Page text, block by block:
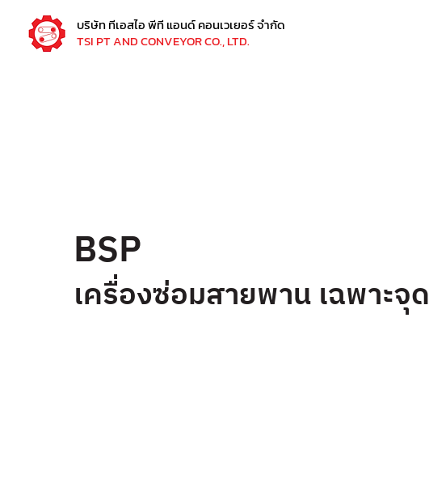
บริษัท ทีเอสไอ พีที แอนด์ คอนเวเยอร์ จำกัด
TSI PT AND CONVEYOR CO., LTD.
BSP
เครื่องซ่อมสายพาน เฉพาะจุด